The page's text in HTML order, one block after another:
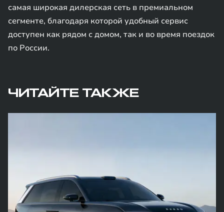
самая широкая дилерская сеть в премиальном
сегменте, благодаря которой удобный сервис
доступен как рядом с домом, так и во время поездок
по России.
ЧИТАЙТЕ ТАКЖЕ